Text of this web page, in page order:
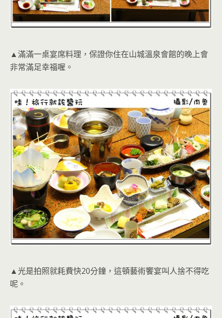
▲滿滿一桌宴席料理，保證你住在山城溫泉會館的晚上會
非常滿足幸福喔。
▲光是拍照就耗費快20分鐘，這頓藝術饗宴叫人捨不得吃
呢。